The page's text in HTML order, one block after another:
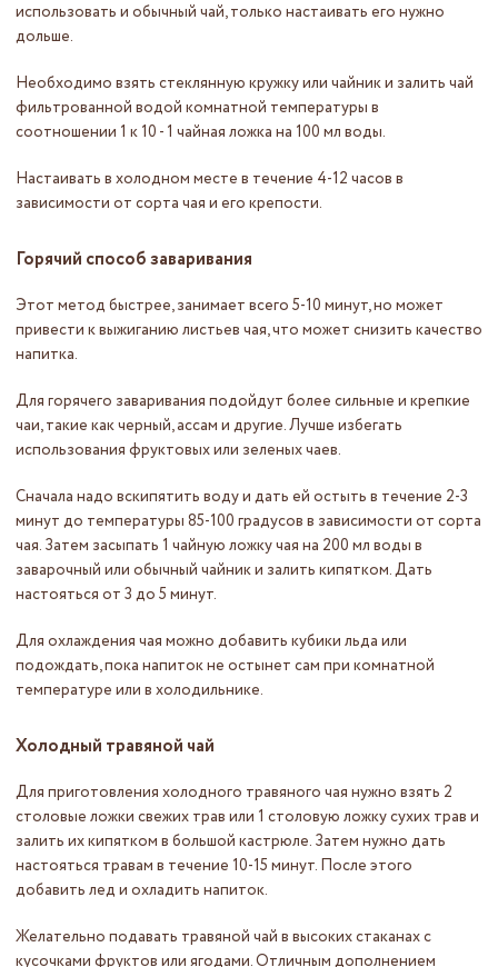
использовать и обычный чай, только настаивать его нужно
дольше.
Необходимо взять стеклянную кружку или чайник и залить чай
фильтрованной водой комнатной температуры в
соотношении 1 к 10 - 1 чайная ложка на 100 мл воды.
Настаивать в холодном месте в течение 4-12 часов в
зависимости от сорта чая и его крепости.
Горячий способ заваривания
Этот метод быстрее, занимает всего 5-10 минут, но может
привести к выжиганию листьев чая, что может снизить качество
напитка.
Для горячего заваривания подойдут более сильные и крепкие
чаи, такие как черный, ассам и другие. Лучше избегать
использования фруктовых или зеленых чаев.
Сначала надо вскипятить воду и дать ей остыть в течение 2-3
минут до температуры 85-100 градусов в зависимости от сорта
чая. Затем засыпать 1 чайную ложку чая на 200 мл воды в
заварочный или обычный чайник и залить кипятком. Дать
настояться от 3 до 5 минут.
Для охлаждения чая можно добавить кубики льда или
подождать, пока напиток не остынет сам при комнатной
температуре или в холодильнике.
Холодный травяной чай
Для приготовления холодного травяного чая нужно взять 2
столовые ложки свежих трав или 1 столовую ложку сухих трав и
залить их кипятком в большой кастрюле. Затем нужно дать
настояться травам в течение 10-15 минут. После этого
добавить лед и охладить напиток.
Желательно подавать травяной чай в высоких стаканах с
кусочками фруктов или ягодами. Отличным дополнением